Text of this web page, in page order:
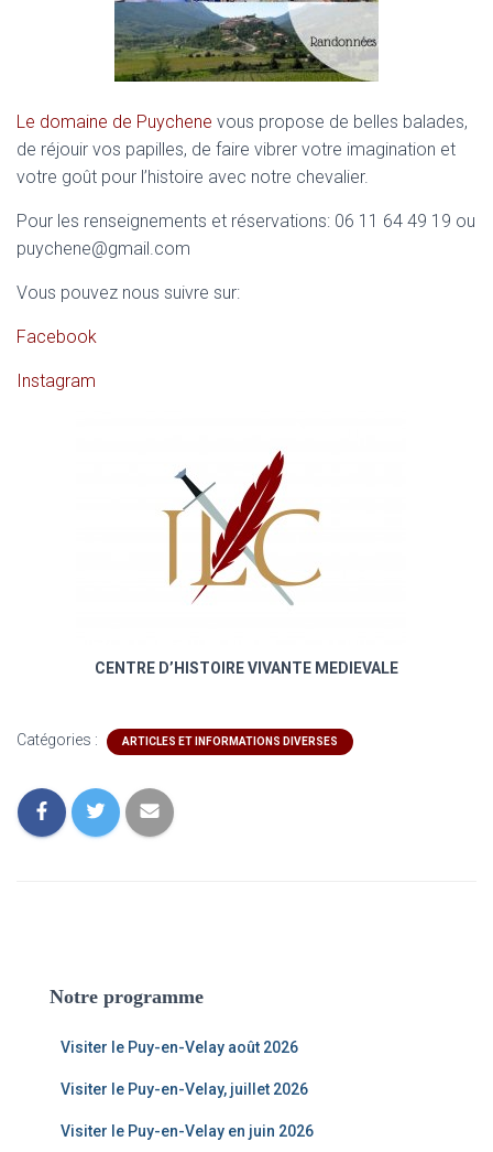
Le domaine de Puychene vous propose de belles balades,
de réjouir vos papilles, de faire vibrer votre imagination et
votre goût pour l’histoire avec notre chevalier.
Pour les renseignements et réservations: 06 11 64 49 19 ou
puychene@gmail.com
Vous pouvez nous suivre sur:
Facebook
Instagram
CENTRE D’HISTOIRE VIVANTE MEDIEVALE
Catégories : ARTICLES ET INFORMATIONS DIVERSES
Notre programme
Visiter le Puy-en-Velay août 2026
Visiter le Puy-en-Velay, juillet 2026
Visiter le Puy-en-Velay en juin 2026